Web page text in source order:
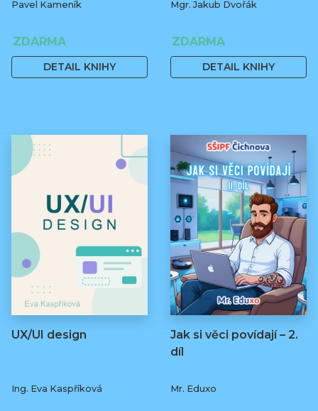
Pavel Kameník
ZDARMA
DETAIL KNIHY
Mgr. Jakub Dvořák
ZDARMA
DETAIL KNIHY
UX/UI design
Ing. Eva Kaspříková
Jak si věci povídají – 2.
díl
Mr. Eduxo